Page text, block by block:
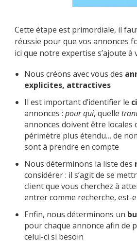
Cette étape est primordiale, il
réussie pour que vos annonces
ici que notre expertise s’ajoute à
Nous créons avec vous des
explicites, attractives
Il est important d’identifier le
annonces : pour qui, quelle
annonces doivent être locales
périmètre plus étendu… de
sont à prendre en compte
Nous déterminons la liste des
considérer : il s’agit de se
client que vous cherchez à
entrer comme recherche, est-
Enfin, nous déterminons un
pour chaque annonce afin de
celui-ci si besoin